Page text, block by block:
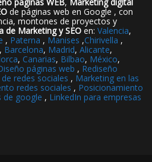
de páginas web en Google , con
montones de proyectos y
de Marketing y SEO en:Valencia,
, Paterna , Manises ,Chirivella ,
, Barcelona, Madrid,Alicante,
, Canarias, Bilbao, México,
páginas web , Rediseño
redes sociales , Marketing en las
redes sociales , Posicionamiento
de google , LinkedIn para empresas